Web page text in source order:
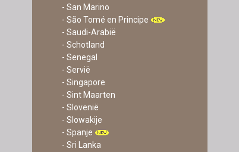
- San Marino
- São Tomé en Principe
- Saudi-Arabië
- Schotland
- Senegal
- Servië
- Singapore
- Sint Maarten
- Slovenië
- Slowakije
- Spanje
- Sri Lanka